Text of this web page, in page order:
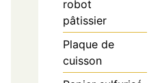
robot
pâtissier
Plaque de
cuisson